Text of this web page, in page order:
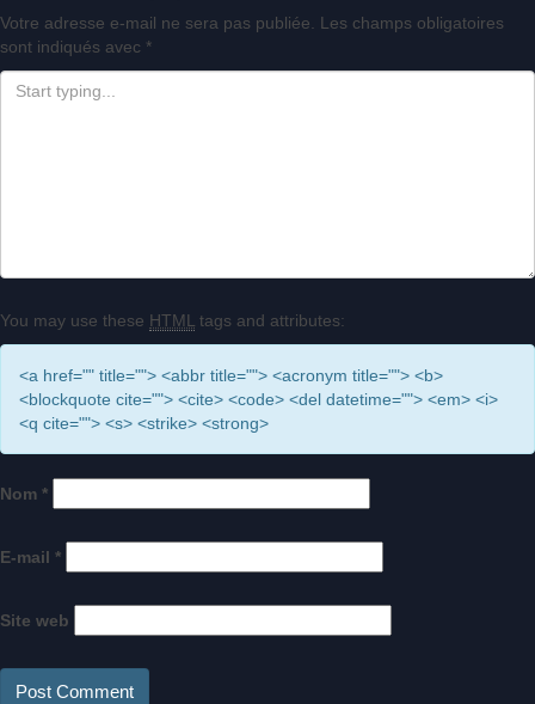
Votre adresse e-mail ne sera pas publiée.
Les champs obligatoires
sont indiqués avec *
You may use these HTML tags and attributes:
<a href="" title=""> <abbr title=""> <acronym title=""> <b>
<blockquote cite=""> <cite> <code> <del datetime=""> <em> <i>
<q cite=""> <s> <strike> <strong>
Nom *
E-mail *
Site web